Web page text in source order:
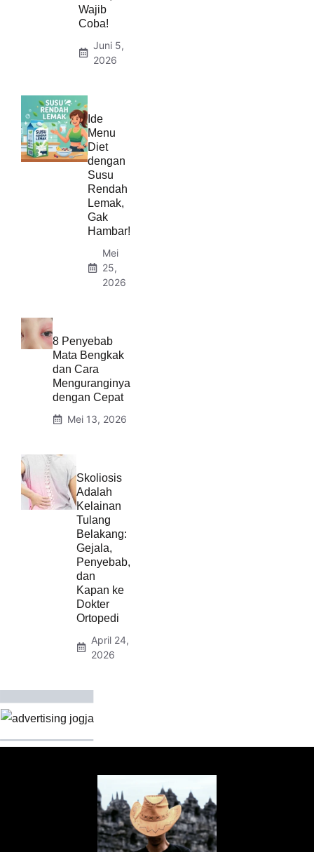
Wajib
Coba!
Juni 5,
2026
Ide
Menu
Diet
dengan
Susu
Rendah
Lemak,
Gak
Hambar!
Mei
25,
2026
8 Penyebab
Mata Bengkak
dan Cara
Menguranginya
dengan Cepat
Mei 13, 2026
Skoliosis
Adalah
Kelainan
Tulang
Belakang:
Gejala,
Penyebab,
dan
Kapan ke
Dokter
Ortopedi
April 24,
2026